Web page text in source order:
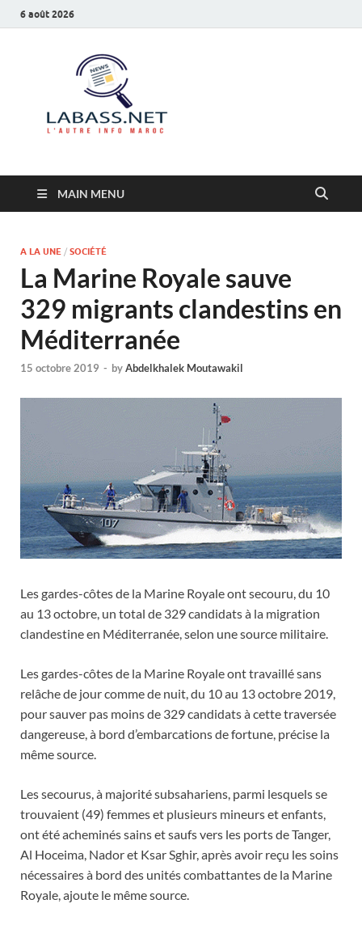
6 août 2026
MAIN MENU
A LA UNE / SOCIÉTÉ
La Marine Royale sauve
329 migrants clandestins en
Méditerranée
15 octobre 2019 - byAbdelkhalek Moutawakil
Les gardes-côtes de la Marine Royale ont secouru, du 10
au 13 octobre, un total de 329 candidats à la migration
clandestine en Méditerranée, selon une source militaire.
Les gardes-côtes de la Marine Royale ont travaillé sans
relâche de jour comme de nuit, du 10 au 13 octobre 2019,
pour sauver pas moins de 329 candidats à cette traversée
dangereuse, à bord d’embarcations de fortune, précise la
même source.
Les secourus, à majorité subsahariens, parmi lesquels se
trouvaient (49) femmes et plusieurs mineurs et enfants,
ont été acheminés sains et saufs vers les ports de Tanger,
Al Hoceima, Nador et Ksar Sghir, après avoir reçu les soins
nécessaires à bord des unités combattantes de la Marine
Royale, ajoute le même source.